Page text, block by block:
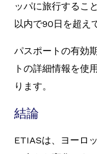
ッパに旅行するこ
以内で90日を超え
パスポートの有効
トの詳細情報を使
ります。
結論
ETIASは、ヨーロ